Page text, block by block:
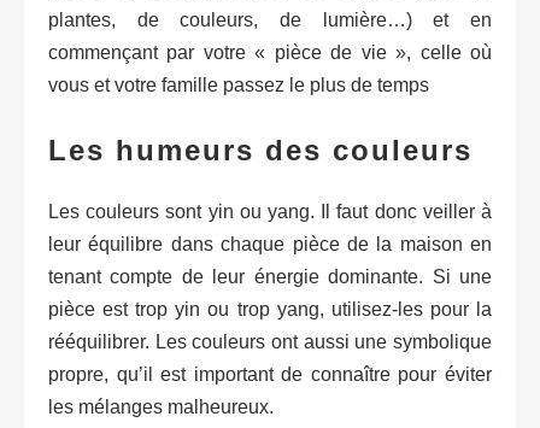
plantes, de couleurs, de lumière…) et en
commençant par votre « pièce de vie », celle où
vous et votre famille passez le plus de temps
Les humeurs des couleurs
Les couleurs sont yin ou yang. Il faut donc veiller à
leur équilibre dans chaque pièce de la maison en
tenant compte de leur énergie dominante. Si une
pièce est trop yin ou trop yang, utilisez-les pour la
rééquilibrer. Les couleurs ont aussi une symbolique
propre, qu’il est important de connaître pour éviter
les mélanges malheureux.